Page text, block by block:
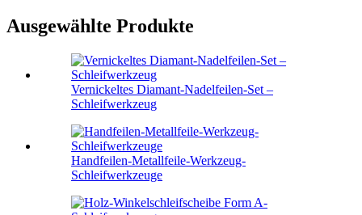
Ausgewählte Produkte
Vernickeltes Diamant-Nadelfeilen-Set –
Schleifwerkzeug
Handfeilen-Metallfeile-Werkzeug-
Schleifwerkzeuge